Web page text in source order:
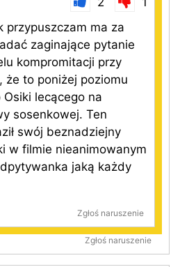
przypuszczam ma za
zaginające pytanie
kompromitacji przy
że to poniżej poziomu
lecącego na
sosenkowej. Ten
swój beznadziejny
w filmie nieanimowanym
jaką każdy
Zgłoś naruszenie
Zgłoś naruszenie